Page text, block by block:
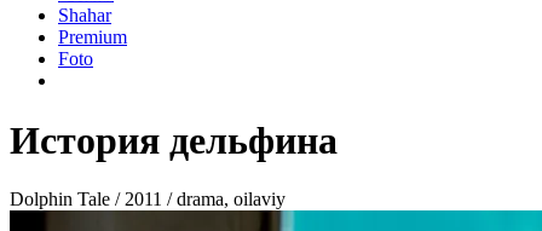
Shahar
Premium
Foto
История дельфина
Dolphin Tale / 2011 / drama, oilaviy